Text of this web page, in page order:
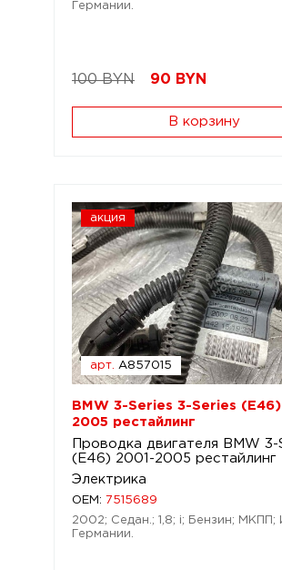
Германии.
100 BYN 90 BYN
В корзину
акция
арт. A857015
BMW 3-Series 3-Series
2005 рестайлинг
Проводка двигателя BMW 3-
(E46) 2001-2005 рестайлинг
Электрика
OEM:
7515689
2002; Седан.; 1,8; i; Бензин; МКПП;
Германии.